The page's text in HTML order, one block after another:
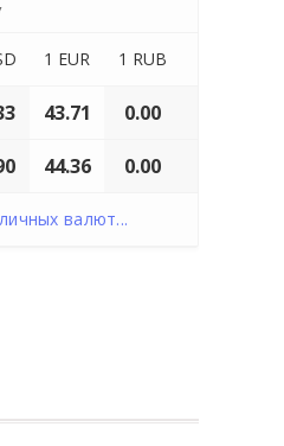
1 EUR 1 RUB
43.71 0.00
44.36 0.00
валют...